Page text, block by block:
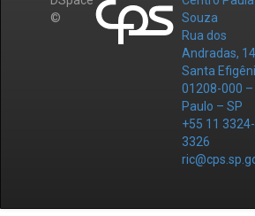
©
Souza
Rua dos
Andradas,
Santa
01208-000 –
Paulo – SP
+55 11 3324-
3326